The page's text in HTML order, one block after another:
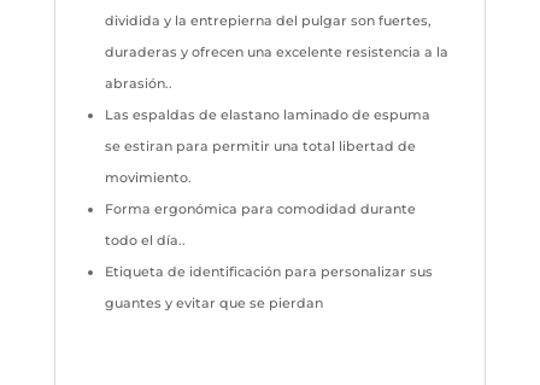
dividida y la entrepierna del pulgar son fuertes,
duraderas y ofrecen una excelente resistencia a la
abrasión..
Las espaldas de elastano laminado de espuma
se estiran para permitir una total libertad de
movimiento.
Forma ergonómica para comodidad durante
todo el día..
Etiqueta de identificación para personalizar sus
guantes y evitar que se pierdan